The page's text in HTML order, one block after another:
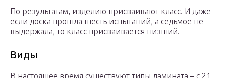
По результатам, изделию присваивают класс. И даже
если доска прошла шесть испытаний, а седьмое не
выдержала, то класс присваивается низший.
Виды
В настоящее время существуют типы ламината – с 21